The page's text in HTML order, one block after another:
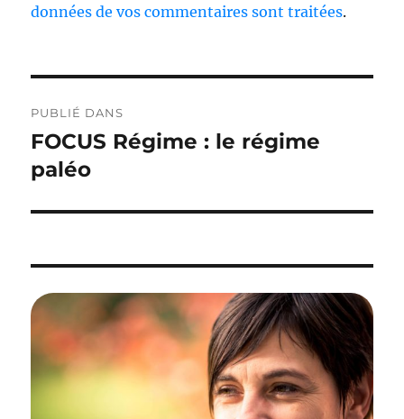
données de vos commentaires sont traitées.
de
l’article
PUBLIÉ DANS
FOCUS Régime : le régime
paléo